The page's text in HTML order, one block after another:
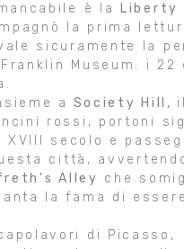
è la
Liberty
la prima
sicuramente la
Museum: i 22
a Society Hill, il
rossi, portoni
secolo e
città,
Alley che
la fama di
di Picasso,